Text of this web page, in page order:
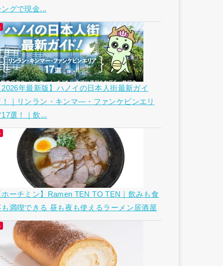
ングで現金...
2026年最新版】ハノイの日本人街最新ガイ
！｜リンラン・キンマ―・ファンケビンエリ
17選！｜飲...
ホーチミン】Ramen TEN TO TEN｜飲みも食
も満喫できる 昼も夜も使えるラーメン居酒屋